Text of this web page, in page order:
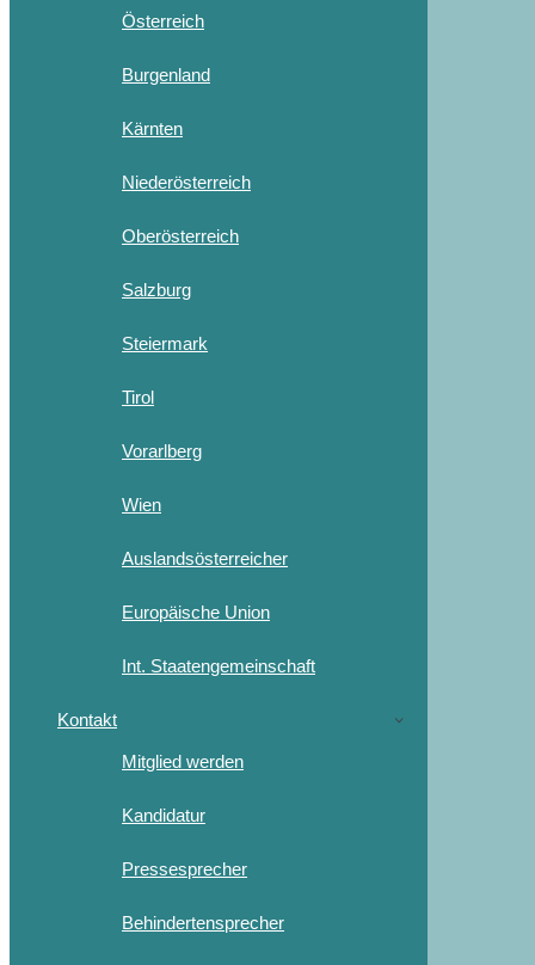
Österreich
Burgenland
Kärnten
Niederösterreich
Oberösterreich
Salzburg
Steiermark
Tirol
Vorarlberg
Wien
Auslandsösterreicher
Europäische Union
Int. Staatengemeinschaft
Kontakt
Mitglied werden
Kandidatur
Pressesprecher
Behindertensprecher